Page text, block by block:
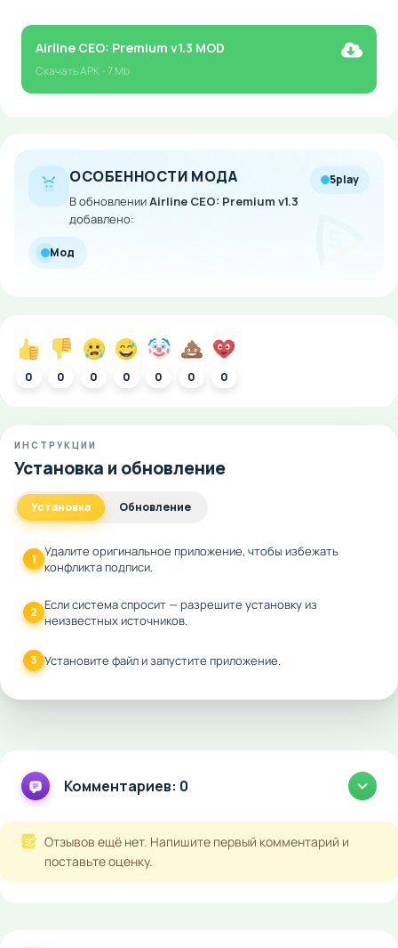
Airline CEO: Premium v1.3 MOD
СкачатьAPK- 7 Mb
ОСОБЕННОСТИ МОДА
В обновленииAirline CEO: Premium v1.3
добавлено:
5play
Мод
0 0 0 0 0 0 0
ИНСТРУКЦИИ
Установка и обновление
Установка Обновление
1 Удалите оригинальное приложение, чтобы избежать
конфликта подписи.
2 Если система спросит — разрешите установку из
неизвестных источников.
3 Установите файл и запустите приложение.
Комментариев: 0
Отзывов ещё нет. Напишите первый комментарий и
поставьте оценку.